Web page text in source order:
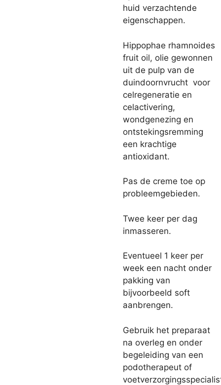
huid verzachtende
eigenschappen.
Hippophae rhamnoides
fruit oil, olie gewonnen
uit de pulp van de
duindoornvrucht voor
celregeneratie en
celactivering,
wondgenezing en
ontstekingsremming
een krachtige
antioxidant.
Pas de creme toe op
probleemgebieden.
Twee keer per dag
inmasseren.
Eventueel 1 keer per
week een nacht onder
pakking van
bijvoorbeeld soft
aanbrengen.
Gebruik het preparaat
na overleg en onder
begeleiding van een
podotherapeut of